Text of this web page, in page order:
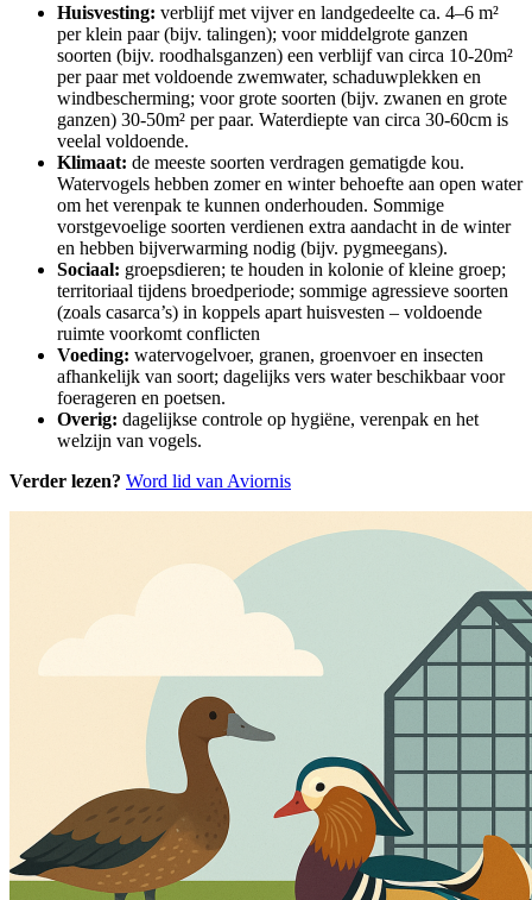
Huisvesting: verblijf met vijver en landgedeelte ca. 4–6 m²
per klein paar (bijv. talingen); voor middelgrote ganzen
soorten (bijv. roodhalsganzen) een verblijf van circa 10-20m²
per paar met voldoende zwemwater, schaduwplekken en
windbescherming; voor grote soorten (bijv. zwanen en grote
ganzen) 30-50m² per paar. Waterdiepte van circa 30-60cm is
veelal voldoende.
Klimaat: de meeste soorten verdragen gematigde kou.
Watervogels hebben zomer en winter behoefte aan open water
om het verenpak te kunnen onderhouden. Sommige
vorstgevoelige soorten verdienen extra aandacht in de winter
en hebben bijverwarming nodig (bijv. pygmeegans).
Sociaal: groepsdieren; te houden in kolonie of kleine groep;
territoriaal tijdens broedperiode; sommige agressieve soorten
(zoals casarca’s) in koppels apart huisvesten – voldoende
ruimte voorkomt conflicten
Voeding: watervogelvoer, granen, groenvoer en insecten
afhankelijk van soort; dagelijks vers water beschikbaar voor
foerageren en poetsen.
Overig: dagelijkse controle op hygiëne, verenpak en het
welzijn van vogels.
Verder lezen? Word lid van Aviornis